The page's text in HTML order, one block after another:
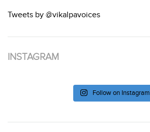
Tweets by @vikalpavoices
INSTAGRAM
Follow on Instagram